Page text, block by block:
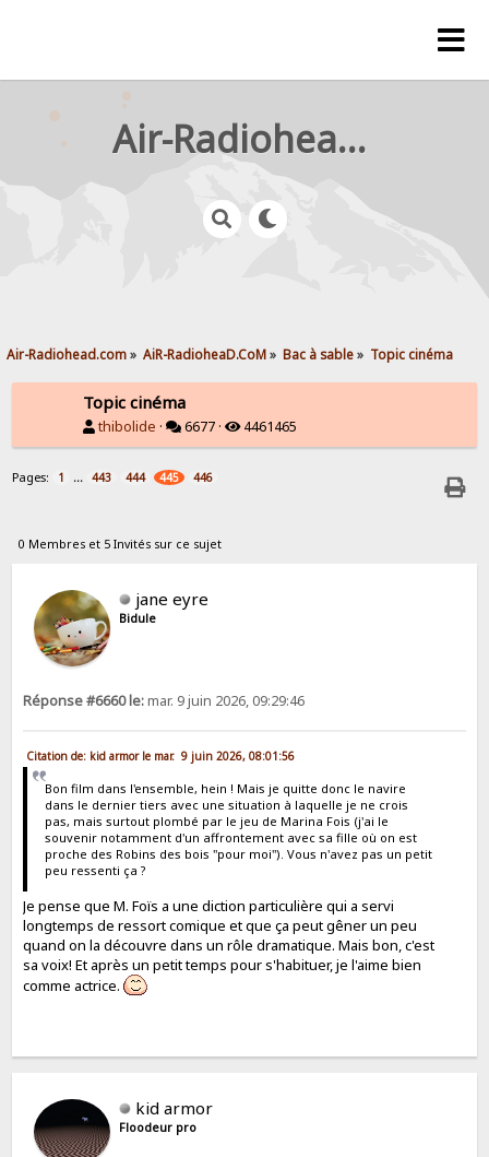
Air-Radiohead.com
Air-Radiohead.com» AiR-RadioheaD.CoM» Bac à sable» Topic cinéma
Topic cinéma
thibolide · 6677 · 4461465
Pages: 1 ... 443 444 445 446
0 Membres et 5 Invités sur ce sujet
jane eyre
Bidule
Réponse #6660 le:mar. 9 juin 2026, 09:29:46
Citation de: kid armor le mar. 9 juin 2026, 08:01:56
Bon film dans l'ensemble, hein ! Mais je quitte donc le navire
dans le dernier tiers avec une situation à laquelle je ne crois
pas, mais surtout plombé par le jeu de Marina Fois (j'ai le
souvenir notamment d'un affrontement avec sa fille où on est
proche des Robins des bois "pour moi"). Vous n'avez pas un petit
peu ressenti ça ?
Je pense que M. Foïs a une diction particulière qui a servi
longtemps de ressort comique et que ça peut gêner un peu
quand on la découvre dans un rôle dramatique. Mais bon, c'est
sa voix! Et après un petit temps pour s'habituer, je l'aime bien
comme actrice.
kid armor
Floodeur pro